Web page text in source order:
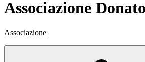
Associazione
Associazione